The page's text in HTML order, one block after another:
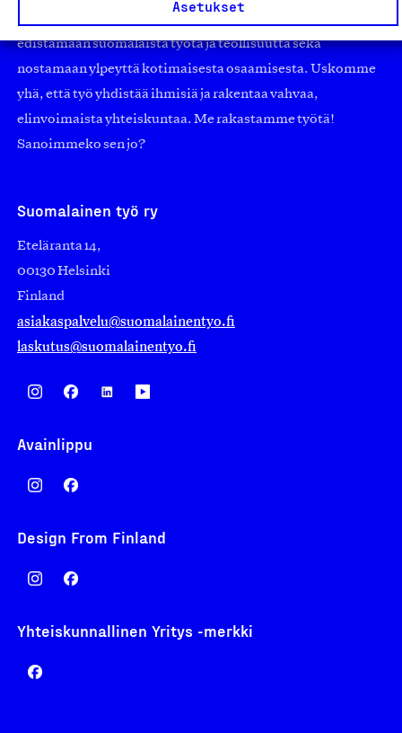
Asetukset
edistämään suomalaista työtä ja teollisuutta sekä
nostamaan ylpeyttä kotimaisesta osaamisesta. Uskomme
yhä, että työ yhdistää ihmisiä ja rakentaa vahvaa,
elinvoimaista yhteiskuntaa. Me rakastamme työtä!
Sanoimmeko sen jo?
Suomalainen työ ry
Eteläranta 14,
00130 Helsinki
Finland
asiakaspalvelu@suomalainentyo.fi
laskutus@suomalainentyo.fi
Avainlippu
Design From Finland
Yhteiskunnallinen Yritys -merkki